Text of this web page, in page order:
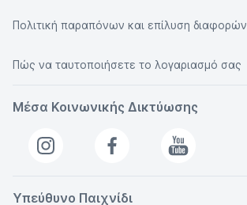
Πολιτική παραπόνων και επίλυση διαφορών
Πώς να ταυτοποιήσετε το λογαριασμό σας
Μέσα Κοινωνικής Δικτύωσης
Υπεύθυνο Παιχνίδι